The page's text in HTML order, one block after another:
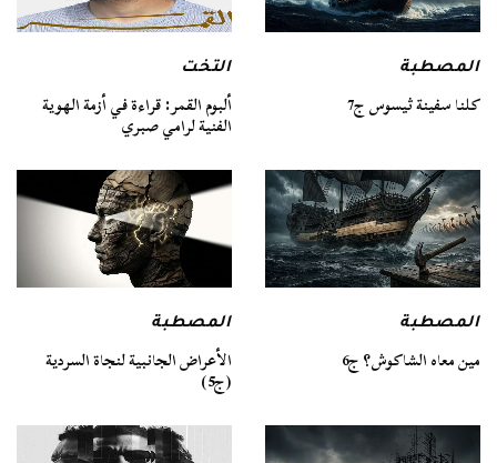
المصطبة
كلنا سفينة ثيسوس ج7
التخت
ألبوم القمر: قراءة في أزمة الهوية
الفنية لرامي صبري
المصطبة
مين معاه الشاكوش؟ ج6
المصطبة
الأعراض الجانبية لنجاة السردية
(ج5)